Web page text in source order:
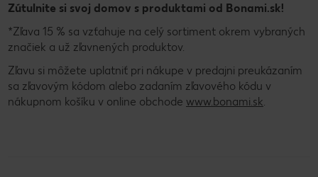
Zútulnite si svoj domov s produktami od Bonami.sk!
*Zľava 15 % sa vzťahuje na celý sortiment okrem vybraných
značiek a už zľavnených produktov.
Zľavu si môžete uplatniť pri nákupe v predajni preukázaním
sa zľavovým kódom alebo zadaním zľavového kódu v
nákupnom košíku v online obchode www.bonami.sk